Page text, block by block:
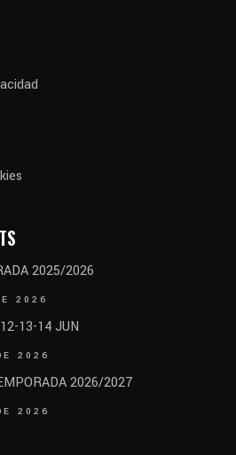
2025/2026
2026
13-14 JUN
2026
2026/2027
2026